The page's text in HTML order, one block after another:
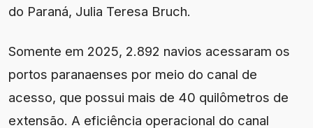
do Paraná, Julia Teresa Bruch.
Somente em 2025, 2.892 navios acessaram os
portos paranaenses por meio do canal de
acesso, que possui mais de 40 quilômetros de
extensão. A eficiência operacional do canal